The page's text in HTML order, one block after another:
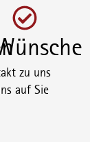
zu uns
auf Sie